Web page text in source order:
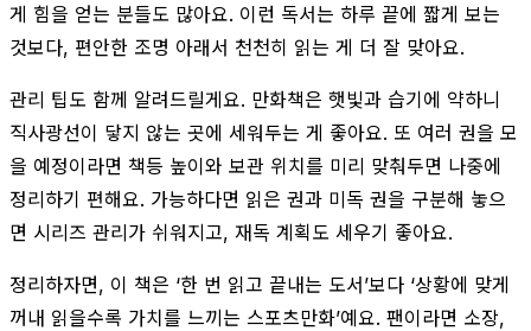
게 힘을 얻는 분들도 많아요. 이런 독서는 하루 끝에 짧게 보는
것보다, 편안한 조명 아래서 천천히 읽는 게 더 잘 맞아요.
관리 팁도 함께 알려드릴게요. 만화책은 햇빛과 습기에 약하니
직사광선이 닿지 않는 곳에 세워두는 게 좋아요. 또 여러 권을 모
을 예정이라면 책등 높이와 보관 위치를 미리 맞춰두면 나중에
정리하기 편해요. 가능하다면 읽은 권과 미독 권을 구분해 놓으
면 시리즈 관리가 쉬워지고, 재독 계획도 세우기 좋아요.
정리하자면, 이 책은 ‘한 번 읽고 끝내는 도서’보다 ‘상황에 맞게
꺼내 읽을수록 가치를 느끼는 스포츠만화’예요. 팬이라면 소장,